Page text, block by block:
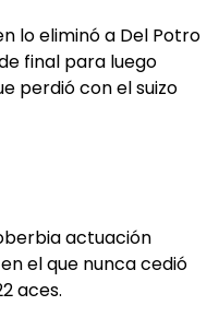
lo eliminó a Del Potro
final para luego
perdió con el suizo
actuación
el que nunca cedió
aces.